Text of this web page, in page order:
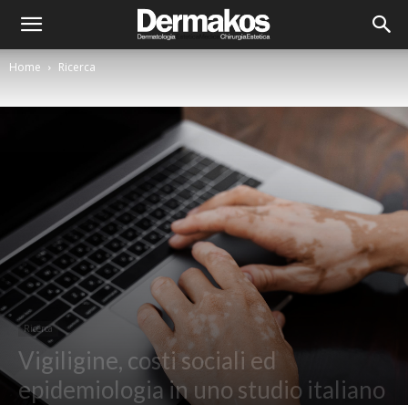
Home Ricerca
Ricerca
Vigiligine, costi sociali ed
epidemiologia in uno studio italiano